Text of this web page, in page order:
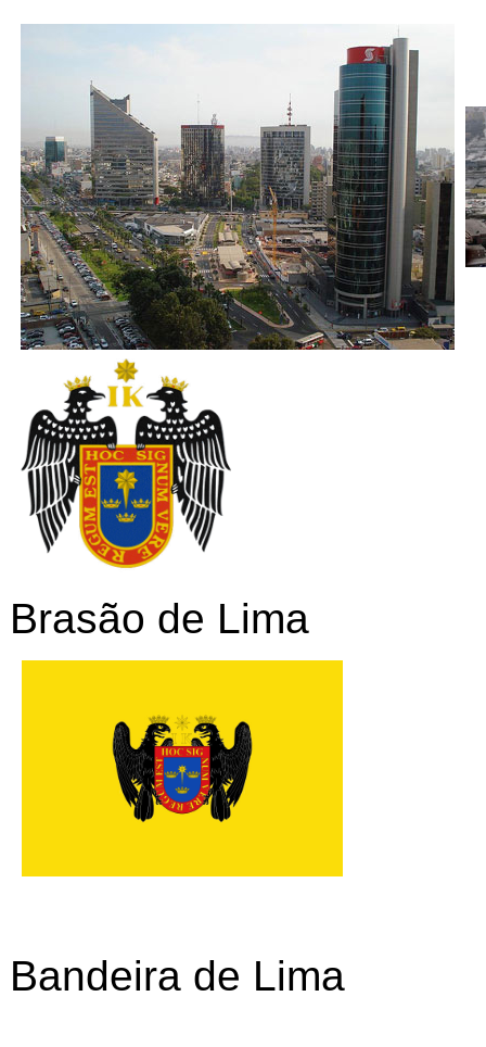
Brasão de Lima
Bandeira de Lima